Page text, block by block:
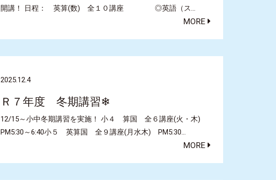
開講！ 日程： 英算(数) 全１０講座 ◎英語（ス…
MORE
2025.12.4
Ｒ７年度 冬期講習❄
12/15～小中冬期講習を実施！ 小４ 算国 全６講座(火・木)
PM5:30～6:40小５ 英算国 全９講座(月水木) PM5:30…
MORE